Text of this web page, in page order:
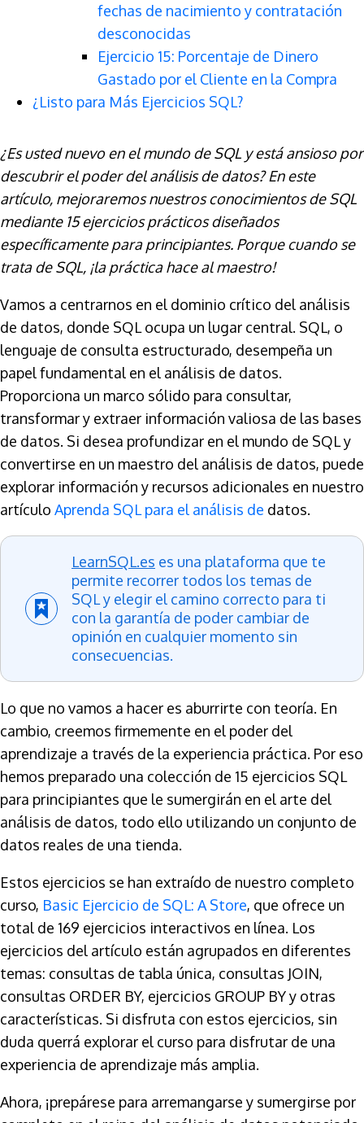
fechas de nacimiento y contratación
desconocidas
Ejercicio 15: Porcentaje de Dinero
Gastado por el Cliente en la Compra
¿Listo para Más Ejercicios SQL?
¿Es usted nuevo en el mundo de SQL y está ansioso por
descubrir el poder del análisis de datos? En este
artículo, mejoraremos nuestros conocimientos de SQL
mediante 15 ejercicios prácticos diseñados
específicamente para principiantes. Porque cuando se
trata de SQL, ¡la práctica hace al maestro!
Vamos a centrarnos en el dominio crítico del análisis
de datos, donde SQL ocupa un lugar central. SQL, o
lenguaje de consulta estructurado, desempeña un
papel fundamental en el análisis de datos.
Proporciona un marco sólido para consultar,
transformar y extraer información valiosa de las bases
de datos. Si desea profundizar en el mundo de SQL y
convertirse en un maestro del análisis de datos, puede
explorar información y recursos adicionales en nuestro
artículo Aprenda SQL para el análisis de datos.
LearnSQL.es es una plataforma que te
permite recorrer todos los temas de
SQL y elegir el camino correcto para ti
con la garantía de poder cambiar de
opinión en cualquier momento sin
consecuencias.
Lo que no vamos a hacer es aburrirte con teoría. En
cambio, creemos firmemente en el poder del
aprendizaje a través de la experiencia práctica. Por eso
hemos preparado una colección de 15 ejercicios SQL
para principiantes que le sumergirán en el arte del
análisis de datos, todo ello utilizando un conjunto de
datos reales de una tienda.
Estos ejercicios se han extraído de nuestro completo
curso, Basic Ejercicio de SQL: A Store, que ofrece un
total de 169 ejercicios interactivos en línea. Los
ejercicios del artículo están agrupados en diferentes
temas: consultas de tabla única, consultas JOIN,
consultas ORDER BY, ejercicios GROUP BY y otras
características. Si disfruta con estos ejercicios, sin
duda querrá explorar el curso para disfrutar de una
experiencia de aprendizaje más amplia.
Ahora, ¡prepárese para arremangarse y sumergirse por